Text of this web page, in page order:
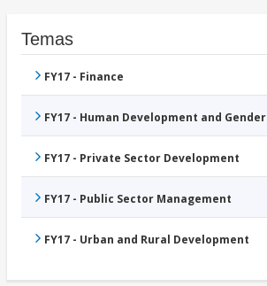
Temas
FY17 - Finance
FY17 - Human Development and Gender
FY17 - Private Sector Development
FY17 - Public Sector Management
FY17 - Urban and Rural Development